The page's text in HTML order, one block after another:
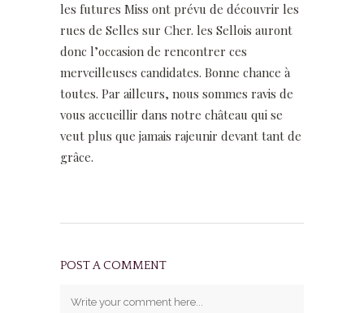
les futures Miss ont prévu de découvrir les
rues de Selles sur Cher. les Sellois auront
donc l’occasion de rencontrer ces
merveilleuses candidates. Bonne chance à
toutes. Par ailleurs, nous sommes ravis de
vous accueillir dans notre château qui se
veut plus que jamais rajeunir devant tant de
grâce.
POST A COMMENT